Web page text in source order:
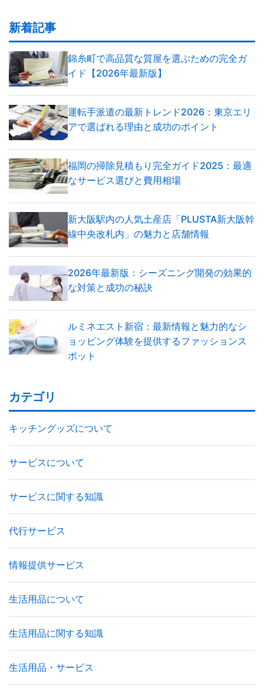
新着記事
錦糸町で高品質な質屋を選ぶための完全ガ
イド【2026年最新版】
運転手派遣の最新トレンド2026：東京エリ
アで選ばれる理由と成功のポイント
福岡の掃除見積もり完全ガイド2025：最適
なサービス選びと費用相場
新大阪駅内の人気土産店「PLUSTA新大阪幹
線中央改札内」の魅力と店舗情報
2026年最新版：シーズニング開発の効果的
な対策と成功の秘訣
ルミネエスト新宿：最新情報と魅力的なシ
ョッピング体験を提供するファッションス
ポット
カテゴリ
キッチングッズについて
サービスについて
サービスに関する知識
代行サービス
情報提供サービス
生活用品について
生活用品に関する知識
生活用品・サービス